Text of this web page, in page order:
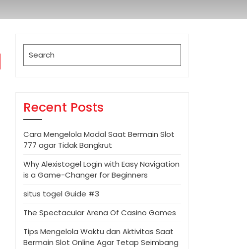
for:
Recent Posts
Cara Mengelola Modal Saat Bermain Slot
777 agar Tidak Bangkrut
Why Alexistogel Login with Easy Navigation
is a Game-Changer for Beginners
situs togel Guide #3
The Spectacular Arena Of Casino Games
Tips Mengelola Waktu dan Aktivitas Saat
Bermain Slot Online Agar Tetap Seimbang